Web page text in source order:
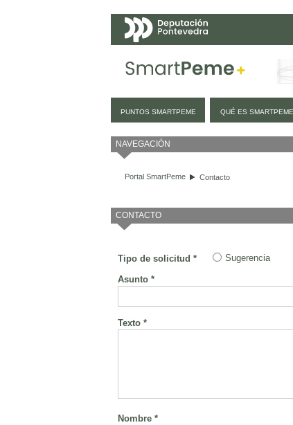
PUNTOS SMARTPEME QUÉ ES SMARTPEME
NAVEGACIÓN
Portal SmartPeme Contacto
CONTACTO
Tipo de solicitud * Sugerencia
Asunto *
Texto *
Nombre *